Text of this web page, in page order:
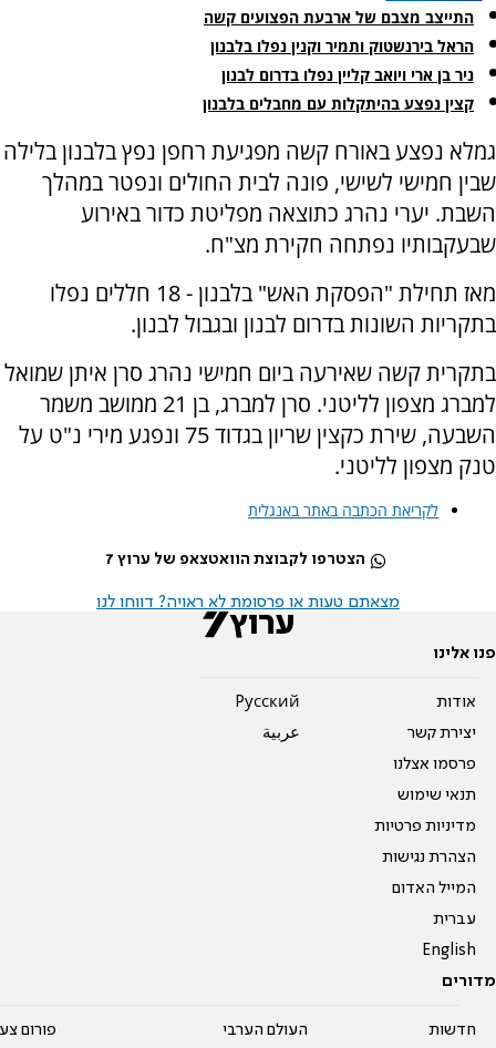
התייצב מצבם של ארבעת הפצועים קשה
הראל בירנשטוק ותמיר וקנין נפלו בלבנון
ניר בן ארי ויואב קליין נפלו בדרום לבנון
קצין נפצע בהיתקלות עם מחבלים בלבנון
גמלא נפצע באורח קשה מפגיעת רחפן נפץ בלבנון בלילה
שבין חמישי לשישי, פונה לבית החולים ונפטר במהלך
השבת. יערי נהרג כתוצאה מפליטת כדור באירוע
שבעקבותיו נפתחה חקירת מצ"ח.
מאז תחילת "הפסקת האש" בלבנון - 18 חללים נפלו
בתקריות השונות בדרום לבנון ובגבול לבנון.
בתקרית קשה שאירעה ביום חמישי נהרג סרן איתן שמואל
למברג מצפון לליטני. סרן למברג, בן 21 ממושב משמר
השבעה, שירת כקצין שריון בגדוד 75 ונפגע מירי נ"ט על
טנק מצפון לליטני.
לקריאת הכתבה באתר באנגלית
הצטרפו לקבוצת הוואטצאפ של ערוץ 7
מצאתם טעות או פרסומת לא ראויה? דווחו לנו
פנו אלינו
אודות
יצירת קשר
פרסמו אצלנו
תנאי שימוש
מדיניות פרטיות
הצהרת נגישות
המייל האדום
עברית
English
Pусский
عربية
מדורים
חדשות העולם הערבי פורום